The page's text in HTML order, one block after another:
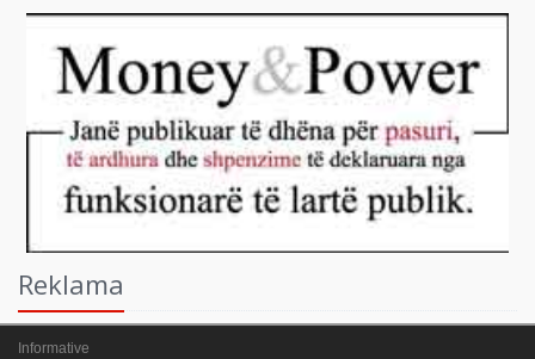
Reklama
Informative